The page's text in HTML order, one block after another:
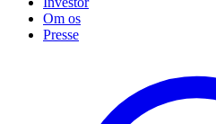
Om os
Presse